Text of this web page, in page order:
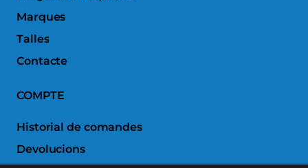
Marques
Talles
Contacte
COMPTE
Historial de comandes
Devolucions